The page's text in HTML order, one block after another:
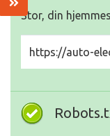
Stor, din
https://auto-